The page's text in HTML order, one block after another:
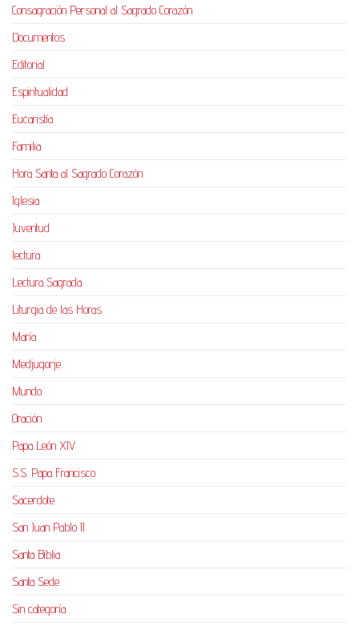
Consagración Personal al Sagrado Corazón
Documentos
Editorial
Espiritualidad
Eucaristía
Familia
Hora Santa al Sagrado Corazón
Iglesia
Juventud
lectura
Lectura Sagrada
Liturgia de las Horas
María
Medjugorje
Mundo
Oración
Papa León XIV
S.S. Papa Francisco
Sacerdote
San Juan Pablo II
Santa Biblia
Santa Sede
Sin categoría